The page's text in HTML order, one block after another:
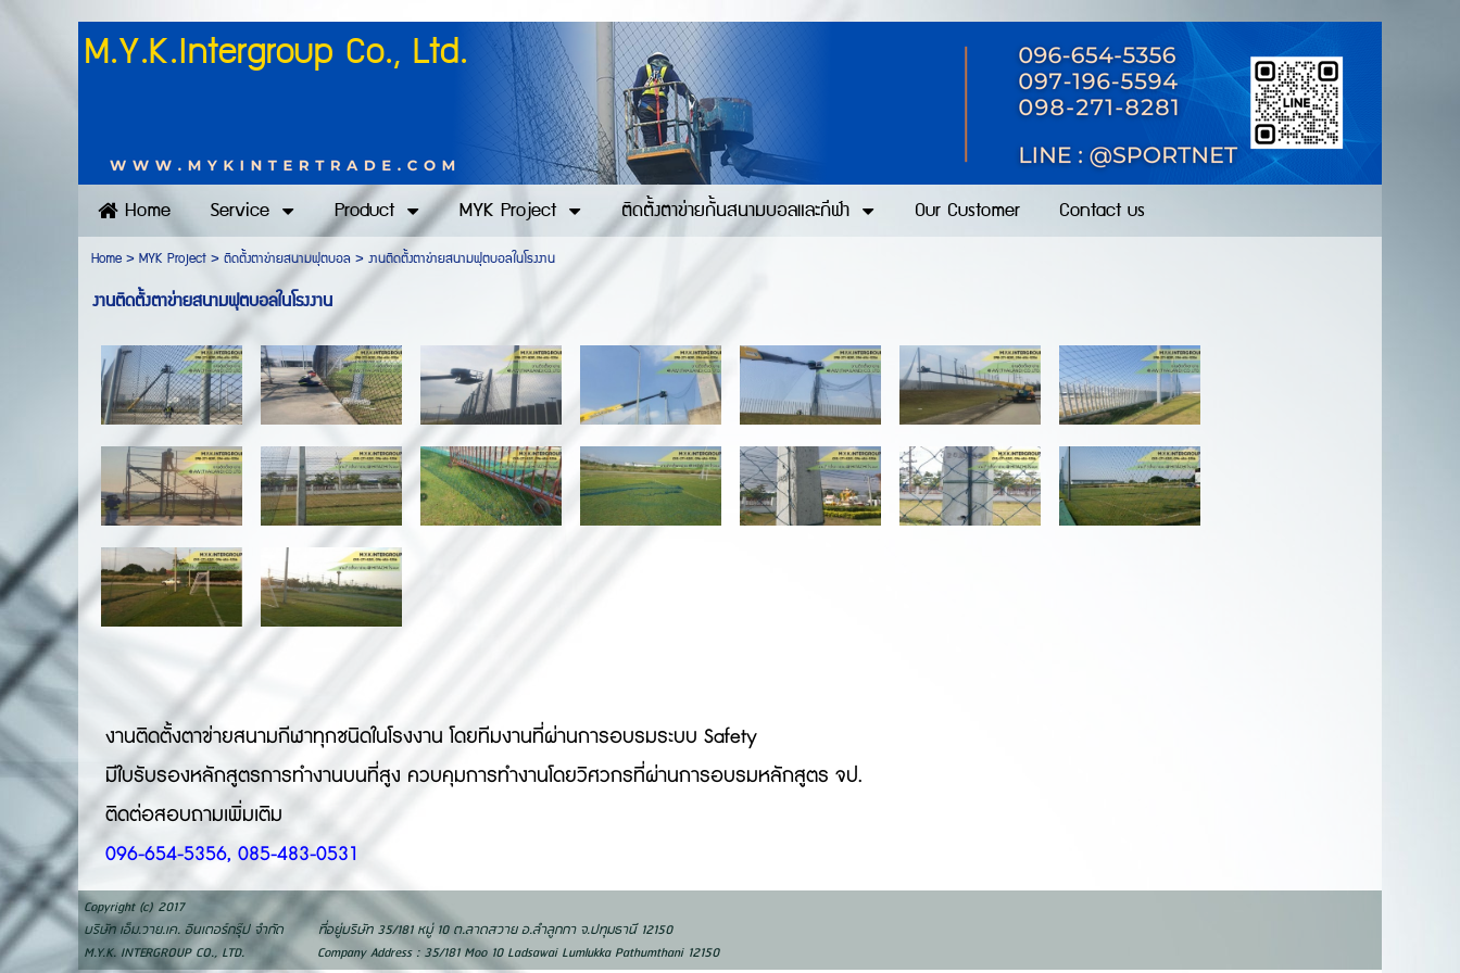
M.Y.K.Intergroup Co., Ltd.
Home Service Product MYK Project ติดตั้งตาข่ายกั้นสนามบอลและกีฬา Our Customer Contact us
Home>MYK Project>ติดตั้งตาข่ายสนามฟุตบอล>งานติดตั้งตาข่ายสนามฟุตบอลในโรงงาน
งานติดตั้งตาข่ายสนามฟุตบอลในโรงงาน
งานติดตั้งตาข่ายสนามกีฬาทุกชนิดในโรงงาน โดยทีมงานที่ผ่านการอบรมระบบ Safety
มีใบรับรองหลักสูตรการทำงานบนที่สูง ควบคุมการทำงานโดยวิศวกรที่ผ่านการอบรมหลักสูตร จป.
ติดต่อสอบถามเพิ่มเติม
096-654-5356, 085-483-0531
Copyright (c) 2017
บริษัท เอ็ม.วาย.เค. อินเตอร์กรุ๊ป จำกัด ที่อยู่บริษัท 35/181 หมู่ 10 ต.ลาดสวาย อ.ลำลูกกา จ.ปทุมธานี 12150
M.Y.K. INTERGROUP CO., LTD. Company Address : 35/181 Moo 10 Ladsawai Lumlukka Pathumthani 12150